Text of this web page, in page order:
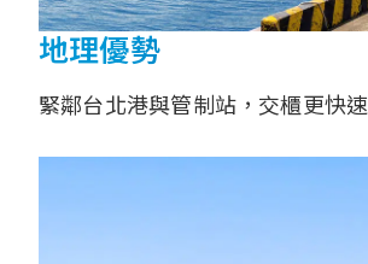
地理優勢
緊鄰台北港與管制站，交櫃更快速